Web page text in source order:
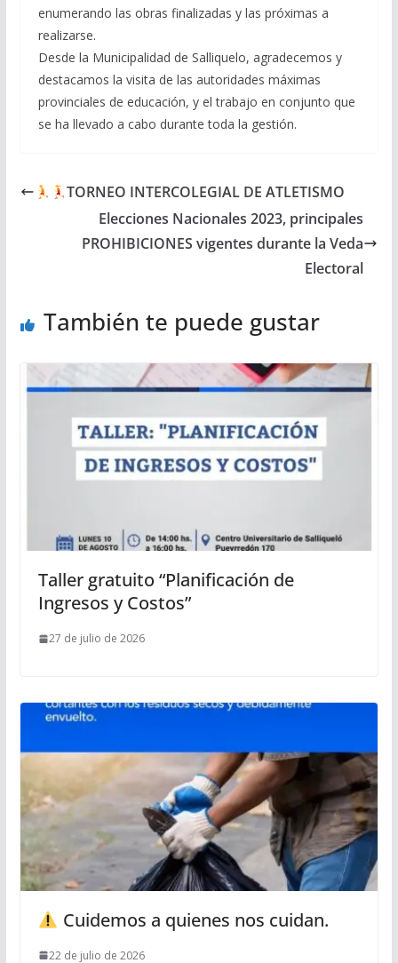
enumerando las obras finalizadas y las próximas a
realizarse.
Desde la Municipalidad de Salliquelo, agradecemos y
destacamos la visita de las autoridades máximas
provinciales de educación, y el trabajo en conjunto que
se ha llevado a cabo durante toda la gestión.
TORNEO INTERCOLEGIAL DE ATLETISMO
Elecciones Nacionales 2023, principales
PROHIBICIONES vigentes durante la Veda
Electoral
También te puede gustar
Taller gratuito “Planificación de
Ingresos y Costos”
27 de julio de 2026
Cuidemos a quienes nos cuidan.
22 de julio de 2026